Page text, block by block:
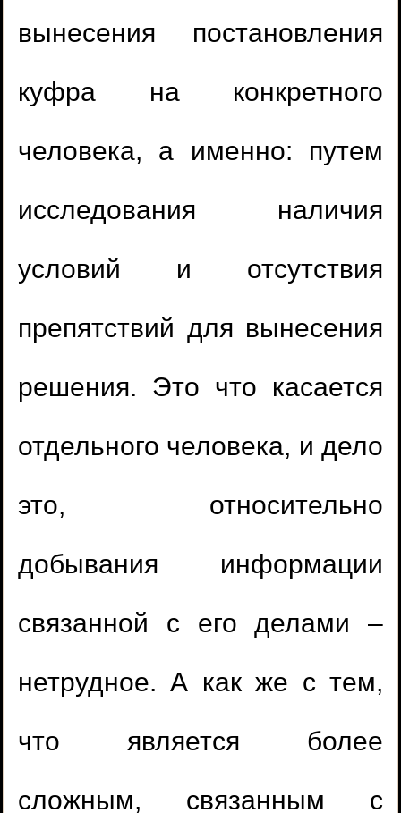
вынесения постановления
куфра на конкретного
человека, а именно: путем
исследования наличия
условий и отсутствия
препятствий для вынесения
решения. Это что касается
отдельного человека, и дело
это, относительно
добывания информации
связанной с его делами –
нетрудное. А как же с тем,
что является более